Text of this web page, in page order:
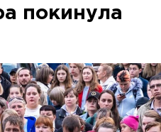
покинула